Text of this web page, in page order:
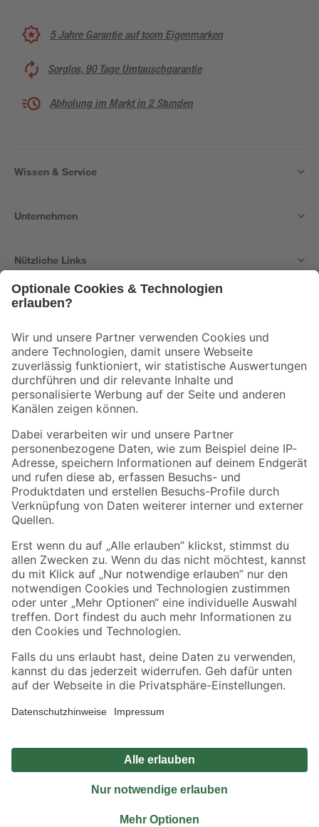
5 Jahre Garantie auf toom Eigenmarken
Sorglos, 90 Tage Umtauschgarantie
Abholung im Markt in 2 Stunden
Wissen & Service
Unternehmen
Nützliche Links
Der toom Newsletter: Keine Angebote und Aktionen mehr verpassen!
Zur Newsletter Anmeldung
Folge uns
Zahlungsarten Versandarten
Sicher einkaufen
Jetzt die toom-App herunterladen
Alle Preisangaben in EUR inkl. gesetzl. MwSt.. Die dargestellten Angebote sind unter
Umständen nicht in allen Märkten verfügbar. Die angegebenen Verfügbarkeiten beziehen
Produkte nur solange der Vorrat reicht.
*Paketversand ab 59 € versandkostenfrei, gilt nicht für Artikel mit Speditionsversand, hier
Privatsphäre Impressum
Nutzungsbedingungen
Widerrufsrecht
Vertrag widerrufen
© 2026 toom Baumarkt GmbH